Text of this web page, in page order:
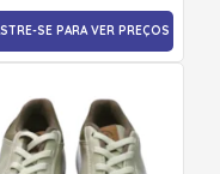
SE PARA VER PREÇOS